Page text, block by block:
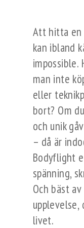
Att hitta en
kan ibland
impossible.
man inte
eller
bort? Om
och unik
– då är
Bodyflight
spänning,
Och bäst
livet.